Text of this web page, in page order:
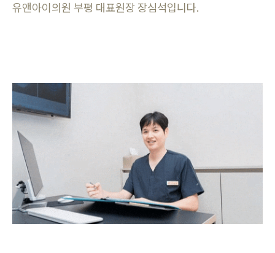
유앤아이의원 부평 대표원장 장심석입니다.